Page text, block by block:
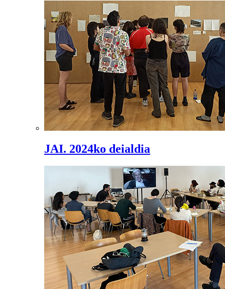
JAI. 2024ko deialdia